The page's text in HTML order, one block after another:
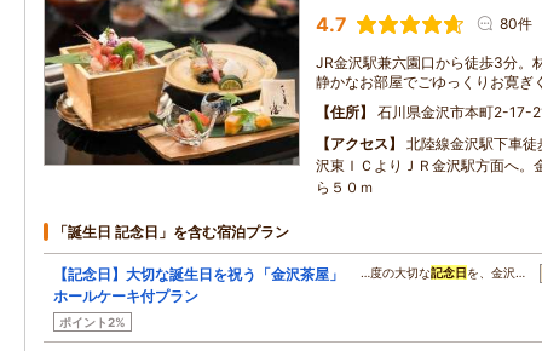
4.7 80件
JR金沢駅兼六園口から徒歩3分。
静かなお部屋でごゆっくりお寛ぎ
住所
石川県金沢市本町2-17-
アクセス
北陸線金沢駅下車
沢東ＩＣよりＪＲ金沢駅方面へ。
ら５０ｍ
「誕生日 記念日」を含む宿泊プラン
【記念日】大切な誕生日を祝う「金沢茶屋」
ホールケーキ付プラン
ポイント2%
…度の大切な記念日 を、金沢…